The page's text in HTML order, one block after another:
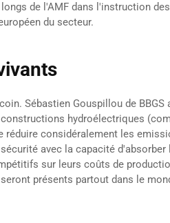
de l'AMF dans l'instruction
du secteur.
Sébastien Gouspillou de
hydroélectriques
considéralement les
avec la capacité
sur leurs coûts de
présents partout dans le